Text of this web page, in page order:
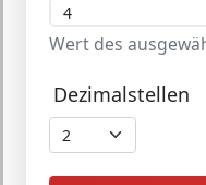
Wert des
Dezimalstellen